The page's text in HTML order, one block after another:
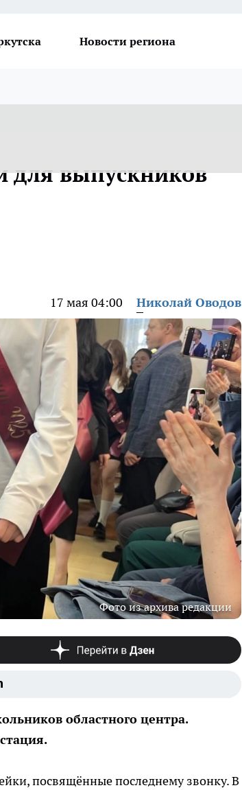
Новости региона
для выпускников
17 мая 04:00 Николай Оводов
Фото из архива редакции
областного центра.
посвящённые последнему звонку. В